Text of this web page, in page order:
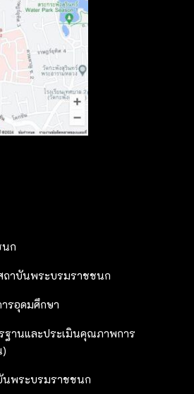
ก
ถาบันพระบรมราชชนก
รอุดมศึกษา
ฐานและประเมินคุณภาพการ
นพระบรมราชชนก